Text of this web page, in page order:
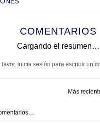
COMENTARIOS
Cargando el resumen…
favor, inicia sesión para escribir un
Más